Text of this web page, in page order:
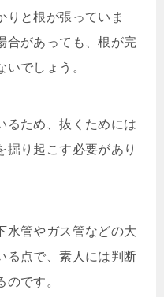
りと根が張っていま
合があっても、根が完
でしょう。
るため、抜くためには
掘り起こす必要があり
水管やガス管などの大
る点で、素人には判断
です。